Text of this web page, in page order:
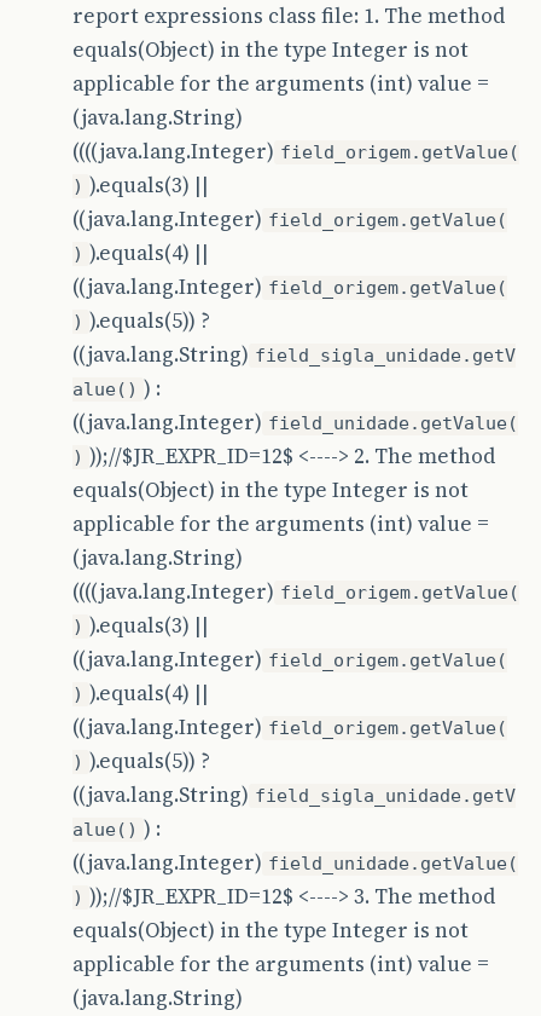
report expressions class file: 1. The method
equals(Object) in the type Integer is not
applicable for the arguments (int) value =
(java.lang.String)
((((java.lang.Integer) field_origem.getValue(
) ).equals(3) ||
((java.lang.Integer) field_origem.getValue(
) ).equals(4) ||
((java.lang.Integer) field_origem.getValue(
) ).equals(5)) ?
((java.lang.String) field_sigla_unidade.getV
alue() ) :
((java.lang.Integer) field_unidade.getValue(
) ));//$JR_EXPR_ID=12$ <----> 2. The method
equals(Object) in the type Integer is not
applicable for the arguments (int) value =
(java.lang.String)
((((java.lang.Integer) field_origem.getValue(
) ).equals(3) ||
((java.lang.Integer) field_origem.getValue(
) ).equals(4) ||
((java.lang.Integer) field_origem.getValue(
) ).equals(5)) ?
((java.lang.String) field_sigla_unidade.getV
alue() ) :
((java.lang.Integer) field_unidade.getValue(
) ));//$JR_EXPR_ID=12$ <----> 3. The method
equals(Object) in the type Integer is not
applicable for the arguments (int) value =
(java.lang.String)